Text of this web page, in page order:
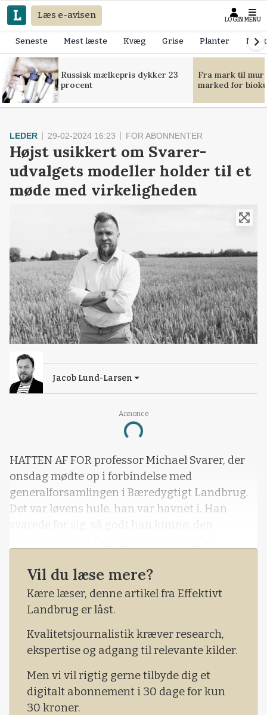
Læs e-avisen LOGIN MENU
Seneste Mest læste Kvæg Grise Planter
Russisk mælkepris dykker 23
procent
Fra mark til
marked for
Annonce
Loading...
LEDER 29-02-2024 16:23 FOR ABONNENTER
Højst usikkert om Svarer-
udvalgets modeller holder til et
møde med virkeligheden
Jacob Lund-Larsen
HATTEN AF FOR professor Michael Svarer, der
onsdag mødte op i forbindelse med
generalforsamlingen i Bæredygtigt Landbrug.
Det var løvens hule, han var havnet i. Han
svarede for sig, så godt han kunne, den
Horsens, at der er mange, mange usikkerheder
forbundet med de modeller, som det såkaldte
Svarer-udvalg har fremlagt for offentligheden
Vil du læse mere?
Kære læser, denne artikel fra Effektivt
Landbrug er låst.
Kvalitetsjournalistik kræver research,
ekspertise og adgang til relevante kilder.
Men vi vil rigtig gerne tilbyde dig et
digitalt abonnement i 30 dage for kun
30 kroner.